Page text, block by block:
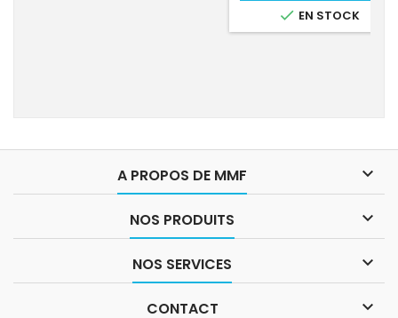
 EN STOCK
A PROPOS DE MMF 
NOS PRODUITS 
NOS SERVICES 
CONTACT 